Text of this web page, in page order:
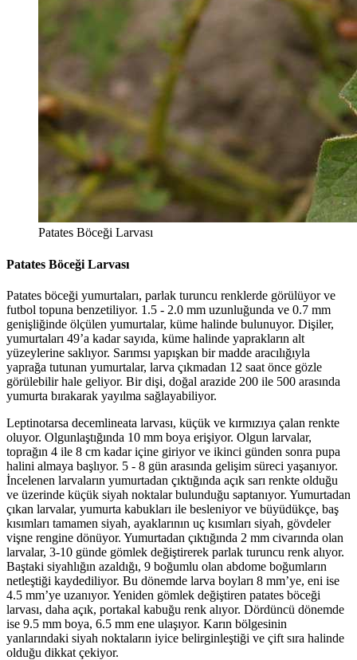
Patates Böceği Larvası
Patates Böceği Larvası
Patates böceği yumurtaları, parlak turuncu renklerde görülüyor ve
futbol topuna benzetiliyor. 1.5 - 2.0 mm uzunluğunda ve 0.7 mm
genişliğinde ölçülen yumurtalar, küme halinde bulunuyor. Dişiler,
yumurtaları 49’a kadar sayıda, küme halinde yaprakların alt
yüzeylerine saklıyor. Sarımsı yapışkan bir madde aracılığıyla
yaprağa tutunan yumurtalar, larva çıkmadan 12 saat önce gözle
görülebilir hale geliyor. Bir dişi, doğal arazide 200 ile 500 arasında
yumurta bırakarak yayılma sağlayabiliyor.
Leptinotarsa decemlineata larvası, küçük ve kırmızıya çalan renkte
oluyor. Olgunlaştığında 10 mm boya erişiyor. Olgun larvalar,
toprağın 4 ile 8 cm kadar içine giriyor ve ikinci günden sonra pupa
halini almaya başlıyor. 5 - 8 gün arasında gelişim süreci yaşanıyor.
İncelenen larvaların yumurtadan çıktığında açık sarı renkte olduğu
ve üzerinde küçük siyah noktalar bulunduğu saptanıyor. Yumurtadan
çıkan larvalar, yumurta kabukları ile besleniyor ve büyüdükçe, baş
kısımları tamamen siyah, ayaklarının uç kısımları siyah, gövdeler
vişne rengine dönüyor. Yumurtadan çıktığında 2 mm civarında olan
larvalar, 3-10 günde gömlek değiştirerek parlak turuncu renk alıyor.
Baştaki siyahlığın azaldığı, 9 boğumlu olan abdome boğumların
netleştiği kaydediliyor. Bu dönemde larva boyları 8 mm’ye, eni ise
4.5 mm’ye uzanıyor. Yeniden gömlek değiştiren patates böceği
larvası, daha açık, portakal kabuğu renk alıyor. Dördüncü dönemde
ise 9.5 mm boya, 6.5 mm ene ulaşıyor. Karın bölgesinin
yanlarındaki siyah noktaların iyice belirginleştiği ve çift sıra halinde
olduğu dikkat çekiyor.